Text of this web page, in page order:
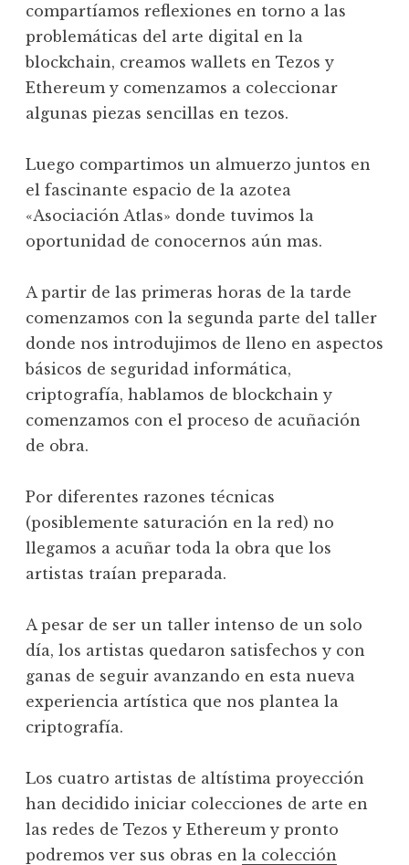
compartíamos reflexiones en torno a las
problemáticas del arte digital en la
blockchain, creamos wallets en Tezos y
Ethereum y comenzamos a coleccionar
algunas piezas sencillas en tezos.
Luego compartimos un almuerzo juntos en
el fascinante espacio de la azotea
«Asociación Atlas» donde tuvimos la
oportunidad de conocernos aún mas.
A partir de las primeras horas de la tarde
comenzamos con la segunda parte del taller
donde nos introdujimos de lleno en aspectos
básicos de seguridad informática,
criptografía, hablamos de blockchain y
comenzamos con el proceso de acuñación
de obra.
Por diferentes razones técnicas
(posiblemente saturación en la red) no
llegamos a acuñar toda la obra que los
artistas traían preparada.
A pesar de ser un taller intenso de un solo
día, los artistas quedaron satisfechos y con
ganas de seguir avanzando en esta nueva
experiencia artística que nos plantea la
criptografía.
Los cuatro artistas de altístima proyección
han decidido iniciar colecciones de arte en
las redes de Tezos y Ethereum y pronto
podremos ver sus obras en la colección